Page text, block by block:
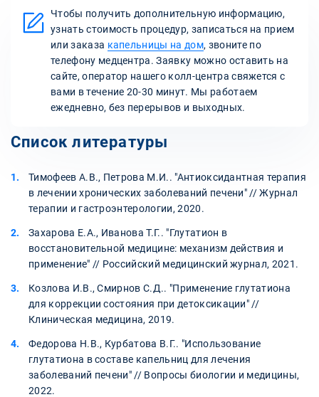
Чтобы получить дополнительную информацию,
узнать стоимость процедур, записаться на прием
или заказа капельницы на дом, звоните по
телефону медцентра. Заявку можно оставить на
сайте, оператор нашего колл-центра свяжется с
вами в течение 20-30 минут. Мы работаем
ежедневно, без перерывов и выходных.
Список литературы
Тимофеев А.В., Петрова М.И.. "Антиоксидантная терапия
в лечении хронических заболеваний печени" // Журнал
терапии и гастроэнтерологии, 2020.
Захарова Е.А., Иванова Т.Г.. "Глутатион в
восстановительной медицине: механизм действия и
применение" // Российский медицинский журнал, 2021.
Козлова И.В., Смирнов С.Д.. "Применение глутатиона
для коррекции состояния при детоксикации" //
Клиническая медицина, 2019.
Федорова Н.В., Курбатова В.Г.. "Использование
глутатиона в составе капельниц для лечения
заболеваний печени" // Вопросы биологии и медицины,
2022.